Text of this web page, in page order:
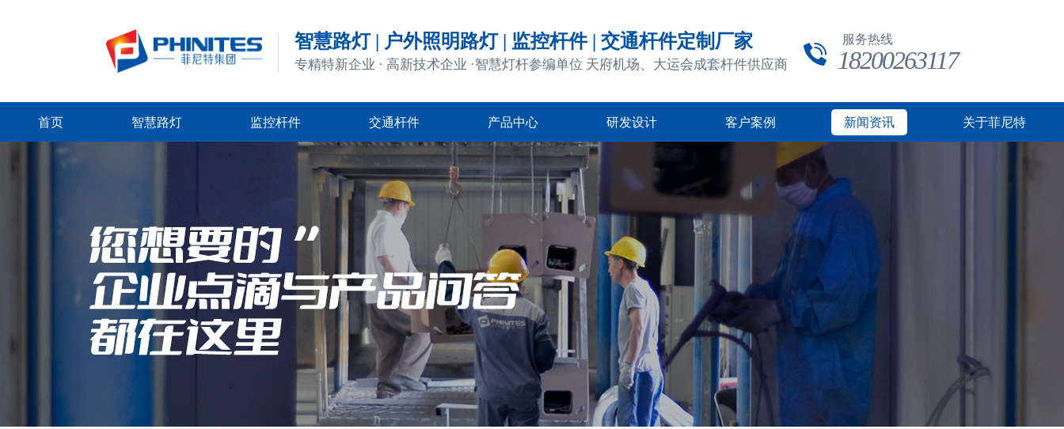
智慧路灯 | 户外照明路灯 | 监控杆件 | 交通杆件定制厂家
专精特新企业 · 高新技术企业 ·智慧灯杆参编单位 天府机场、大运会成套杆件供应商
服务热线
18200263117
首页 智慧路灯 监控杆件 交通杆件 产品中心 研发设计 客户案例 新闻资讯 关于菲尼特